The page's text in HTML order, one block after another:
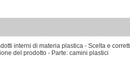
interni di materia plastica - Scelta e
del prodotto - Parte: camini plastici